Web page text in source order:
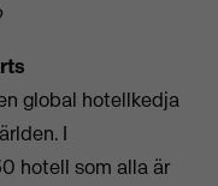
global hotellkedja
I
hotell som alla är